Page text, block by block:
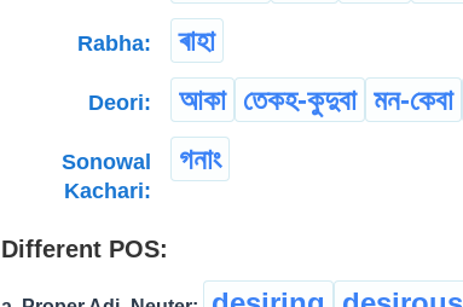
Rabha: ৰাহা
Deori: আকা তেকহ-কুদুবা মন-কেবা
Sonowal
Kachari:
গনাং
Different POS: